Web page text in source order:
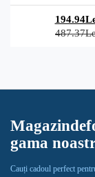
gama
Cauți cadoul perfect